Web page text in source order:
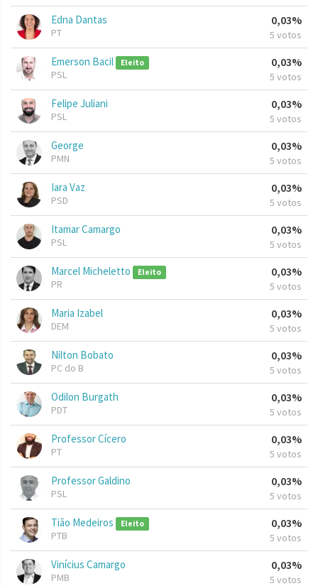
Edna Dantas
PT
0,03%
5 votos
Emerson Bacil Eleito
PSL
0,03%
5 votos
Felipe Juliani
PSL
0,03%
5 votos
George
PMN
0,03%
5 votos
Iara Vaz
PSD
0,03%
5 votos
Itamar Camargo
PSL
0,03%
5 votos
Marcel Micheletto Eleito
PR
0,03%
5 votos
Maria Izabel
DEM
0,03%
5 votos
Nilton Bobato
PC do B
0,03%
5 votos
Odilon Burgath
PDT
0,03%
5 votos
Professor Cícero
PT
0,03%
5 votos
Professor Galdino
PSL
0,03%
5 votos
Tião Medeiros Eleito
PTB
0,03%
5 votos
Vinícius Camargo
PMB
0,03%
5 votos